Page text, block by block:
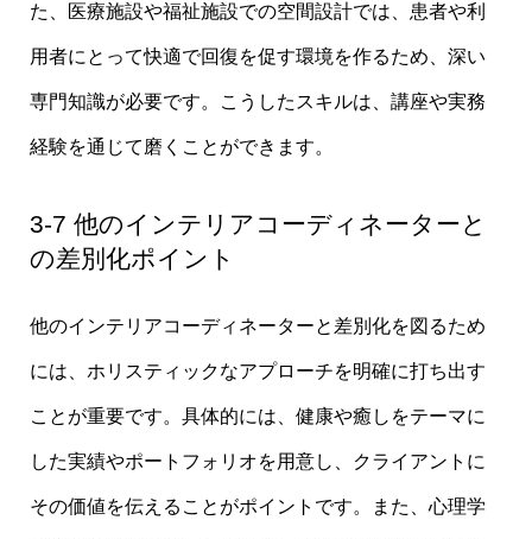
た、医療施設や福祉施設での空間設計では、患者や利
用者にとって快適で回復を促す環境を作るため、深い
専門知識が必要です。こうしたスキルは、講座や実務
経験を通じて磨くことができます。
3-7 他のインテリアコーディネーターと
の差別化ポイント
他のインテリアコーディネーターと差別化を図るため
には、ホリスティックなアプローチを明確に打ち出す
ことが重要です。具体的には、健康や癒しをテーマに
した実績やポートフォリオを用意し、クライアントに
その価値を伝えることがポイントです。また、心理学